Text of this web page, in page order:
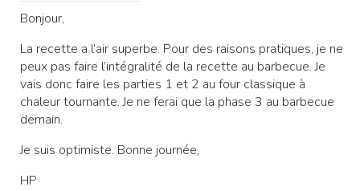
Bonjour,
La recette a l’air superbe. Pour des raisons pratiques, je ne
peux pas faire l’intégralité de la recette au barbecue. Je
vais donc faire les parties 1 et 2 au four classique à
chaleur tournante. Je ne ferai que la phase 3 au barbecue
demain.
Je suis optimiste. Bonne journée,
HP